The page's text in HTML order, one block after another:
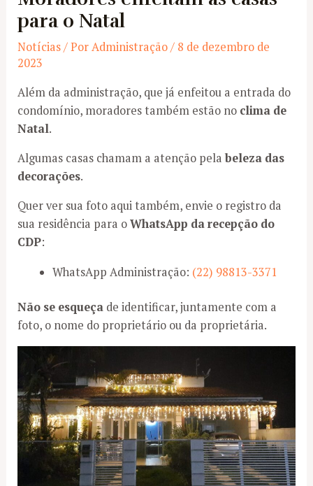
para o Natal
Notícias/ PorAdministração/ 8 de dezembro de
2023
Além da administração, que já enfeitou a entrada do
condomínio, moradores também estão no clima de
Natal.
Algumas casas chamam a atenção pelabeleza das
decorações.
Quer ver sua foto aqui também, envie o registro da
sua residência para oWhatsApp da recepção do
CDP:
WhatsApp Administração: (22) 98813-3371
Não se esqueça de identificar, juntamente com a
foto, o nome do proprietário ou da proprietária.